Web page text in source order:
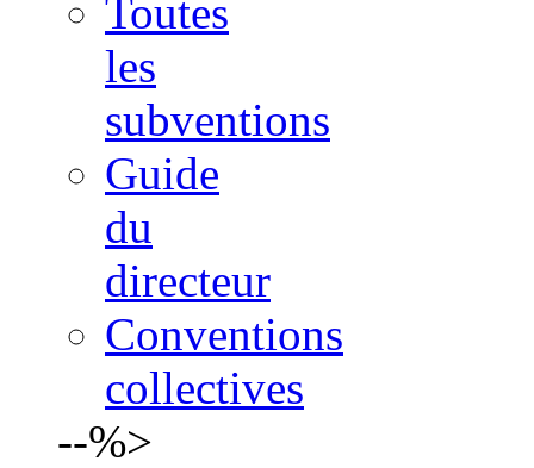
Toutes
les
subventions
Guide
du
directeur
Conventions
collectives
--%>